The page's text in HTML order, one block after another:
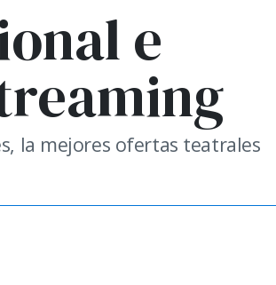
e
la mejores ofertas teatrales